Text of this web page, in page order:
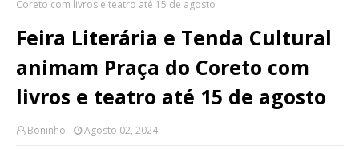
Coreto com livros e teatro até 15 de agosto
Feira Literária e Tenda Cultural
animam Praça do Coreto com
livros e teatro até 15 de agosto
Boninho Agosto 02, 2024